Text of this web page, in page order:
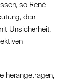
so René
den
Unsicherheit,
herangetragen,